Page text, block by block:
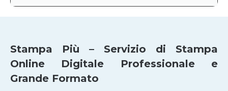
Stampa Più – Servizio di Stampa
Online Digitale Professionale e
Grande Formato